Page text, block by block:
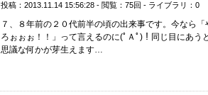
投稿：2013.11.14 15:56:28 - 閲覧：75回 - ライブラリ：0
７、８年前の２０代前半の頃の出来事です。今なら「
ろぉぉぉ！！」って言えるのに(ﾟＡﾟ)！同じ目にあう
思議な何かが芽生えます…